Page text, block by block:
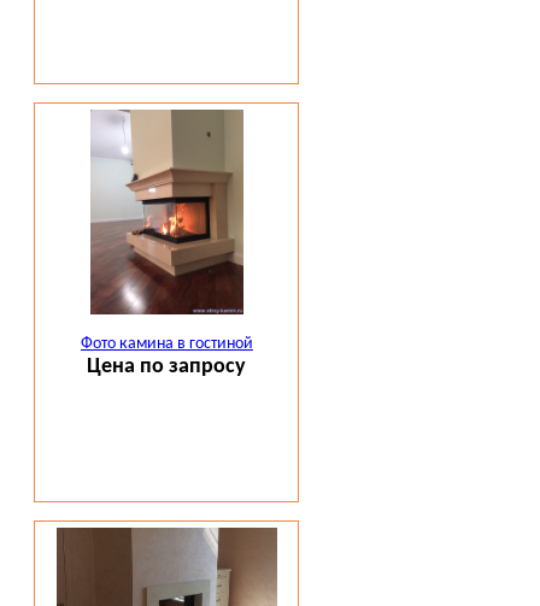
Фото камина в гостиной
Цена по запросу